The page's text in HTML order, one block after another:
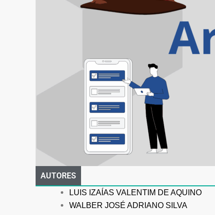
AUTORES
LUIS IZAÍAS VALENTIM DE AQUINO
WALBER JOSÉ ADRIANO SILVA